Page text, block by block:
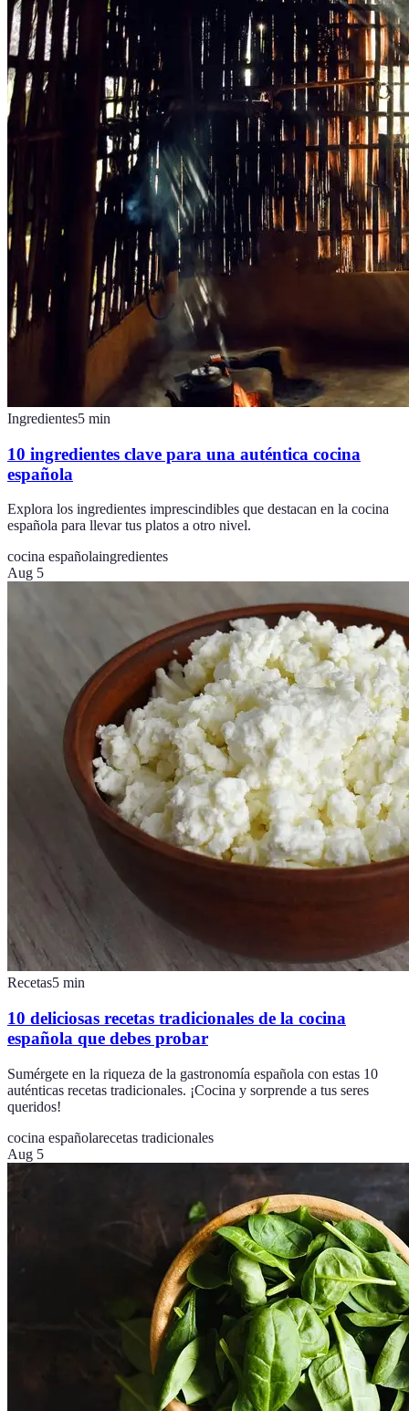
Ingredientes5 min
10 ingredientes clave para una auténtica cocina
española
Explora los ingredientes imprescindibles que destacan en la cocina
española para llevar tus platos a otro nivel.
cocina españolaingredientes
Aug 5
Recetas5 min
10 deliciosas recetas tradicionales de la cocina
española que debes probar
Sumérgete en la riqueza de la gastronomía española con estas 10
auténticas recetas tradicionales. ¡Cocina y sorprende a tus seres
queridos!
cocina españolarecetas tradicionales
Aug 5